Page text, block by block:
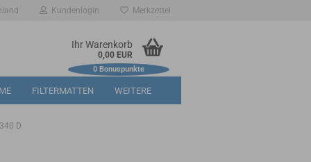
Kundenlogin Merkzettel
Ihr Warenkorb
0,00 EUR
0Bonuspunkte
FILTERMATTEN WEITERE
D